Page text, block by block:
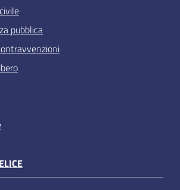
pubblica